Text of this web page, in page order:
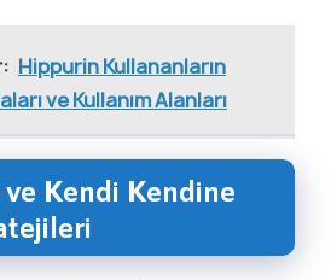
Hippurin Kullananların
ve Kullanım Alanları
ve Kendi Kendine